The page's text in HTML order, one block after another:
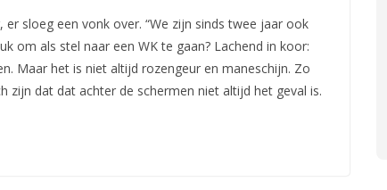
sloeg een vonk over. “We zijn sinds twee jaar ook
om als stel naar een WK te gaan? Lachend in koor:
Maar het is niet altijd rozengeur en maneschijn. Zo
zijn dat dat achter de schermen niet altijd het geval is.